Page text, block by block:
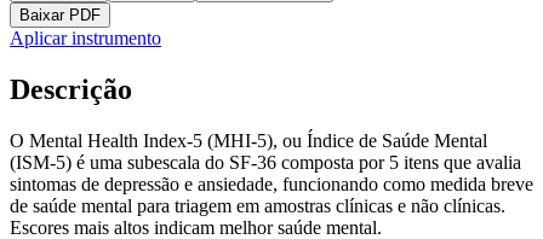
Baixar PDF
Aplicar instrumento
Descrição
O Mental Health Index-5 (MHI-5), ou Índice de Saúde Mental
(ISM-5) é uma subescala do SF-36 composta por 5 itens que avalia
sintomas de depressão e ansiedade, funcionando como medida breve
de saúde mental para triagem em amostras clínicas e não clínicas.
Escores mais altos indicam melhor saúde mental.